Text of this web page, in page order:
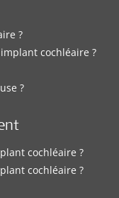
?
cochléaire ?
?
cochléaire ?
cochléaire ?